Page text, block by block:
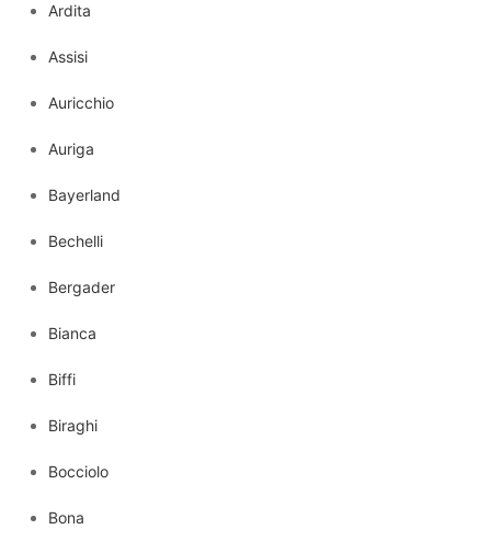
Ardita
Assisi
Auricchio
Auriga
Bayerland
Bechelli
Bergader
Bianca
Biffi
Biraghi
Bocciolo
Bona